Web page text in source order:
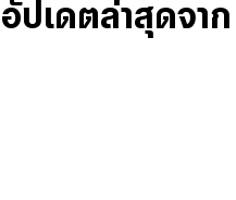
ปเดตล่าสุดจาก